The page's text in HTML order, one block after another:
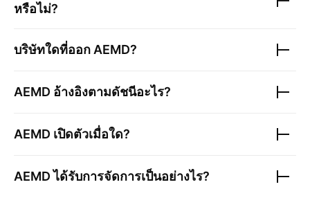
หรือไม่?
บริษัทใดที่ออก AEMD?
AEMD อ้างอิงตามดัชนีอะไร?
AEMD เปิดตัวเมื่อใด?
AEMDได้รับการจัดการเป็นอย่างไร?